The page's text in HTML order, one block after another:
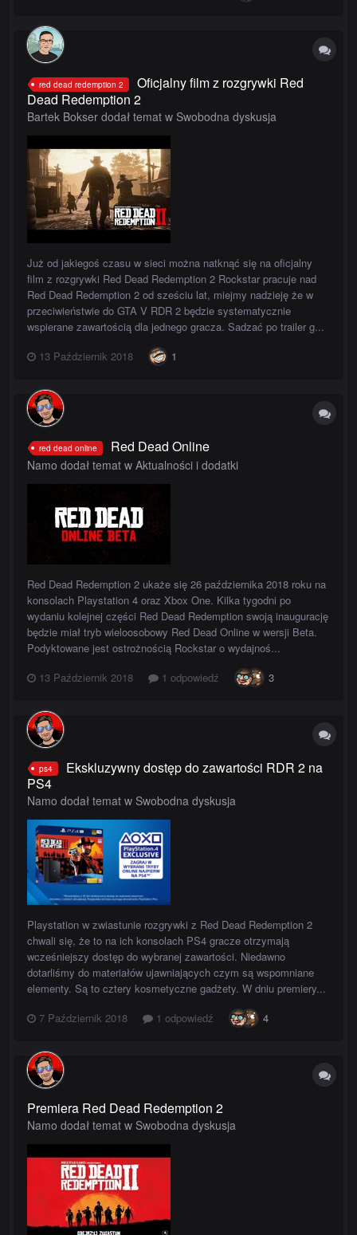
red dead redemption 2
Oficjalny film z rozgrywki Red
Dead Redemption 2
Bartek Bokser dodał temat w Swobodna dyskusja
Już od jakiegoś czasu w sieci można natknąć się na oficjalny
film z rozgrywki Red Dead Redemption 2 Rockstar pracuje nad
Red Dead Redemption 2 od sześciu lat, miejmy nadzieję że w
przeciwieństwie do GTA V RDR 2 będzie systematycznie
wspierane zawartością dla jednego gracza. Sadzać po trailer g...
13 Październik 2018
1
red dead online Red Dead Online
Namo dodał temat w Aktualności i dodatki
Red Dead Redemption 2 ukaże się 26 października 2018 roku na
konsolach Playstation 4 oraz Xbox One. Kilka tygodni po
wydaniu kolejnej części Red Dead Redemption swoją inaugurację
będzie miał tryb wieloosobowy Red Dead Online w wersji Beta.
Podyktowane jest ostrożnością Rockstar o wydajnoś...
13 Październik 2018
1 odpowiedź 3
ps4
Ekskluzywny dostęp do zawartości RDR 2 na
PS4
Namo dodał temat w Swobodna dyskusja
Playstation w zwiastunie rozgrywki z Red Dead Redemption 2
chwali się, że to na ich konsolach PS4 gracze otrzymają
wcześniejszy dostęp do wybranej zawartości. Niedawno
dotarliśmy do materiałów ujawniających czym są wspomniane
elementy. Są to cztery kosmetyczne gadżety. W dniu premiery...
7 Październik 2018
1 odpowiedź 4
Premiera Red Dead Redemption 2
Namo dodał temat w Swobodna dyskusja